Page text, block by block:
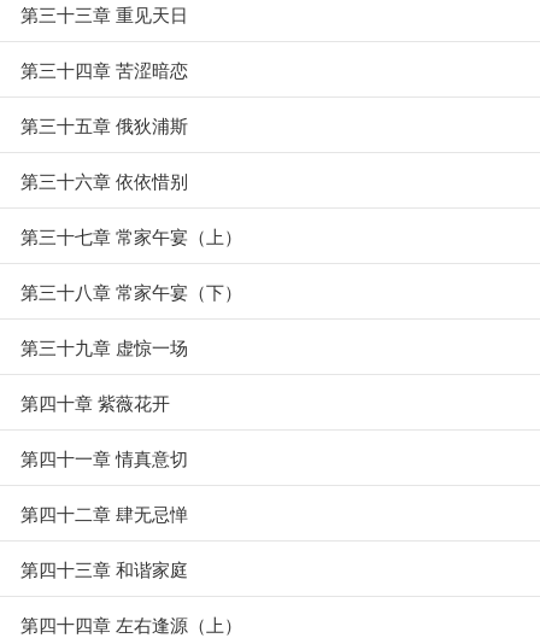
第三十三章 重见天日
第三十四章 苦涩暗恋
第三十五章 俄狄浦斯
第三十六章 依依惜别
第三十七章 常家午宴（上）
第三十八章 常家午宴（下）
第三十九章 虚惊一场
第四十章 紫薇花开
第四十一章 情真意切
第四十二章 肆无忌惮
第四十三章 和谐家庭
第四十四章 左右逢源（上）